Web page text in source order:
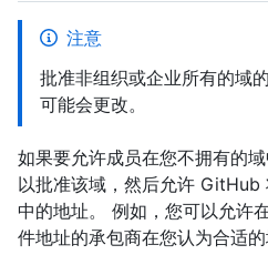
注意
批准非组织或企业所有的域
可能会更改。
如果要允许成员在您不拥有的
以批准该域，然后允许 GitHub
中的地址。 例如，您可以允许
件地址的承包商在您认为合适的